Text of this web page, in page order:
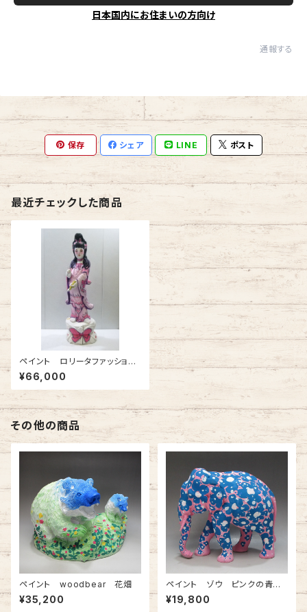
日本国内にお住まいの方向け
通報する
保存 シェア LINE ポスト
最近チェックした商品
ペイント ロリータファッション
観音様 ピンク
¥66,000
その他の商品
ペイント woodbear 花畑
¥35,200
ペイント ゾウ ピンクの青い
花柄
¥19,800